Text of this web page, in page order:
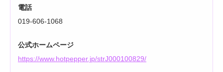
電話
019-606-1068
公式ホームページ
https://www.hotpepper.jp/strJ000100829/